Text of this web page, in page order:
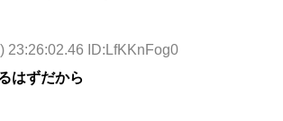
23:26:02.46 ID:LfKKnFog0
はずだから